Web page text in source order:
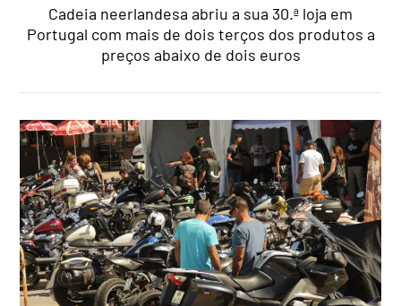
Cadeia neerlandesa abriu a sua 30.ª loja em
Portugal com mais de dois terços dos produtos a
preços abaixo de dois euros